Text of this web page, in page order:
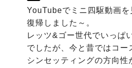
YouTubeでミニ四駆動画を
復帰しました～。
レッツ&ゴー世代でいっぱ
でしたが、今と昔ではコー
シンセッティングの方向性